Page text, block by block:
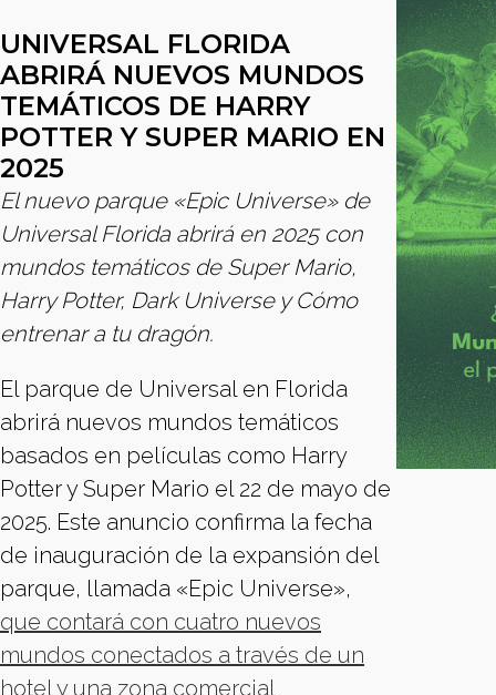
UNIVERSAL FLORIDA
ABRIRÁ NUEVOS MUNDOS
TEMÁTICOS DE HARRY
POTTER Y SUPER MARIO EN
2025
El nuevo parque «Epic Universe» de
Universal Florida abrirá en 2025 con
mundos temáticos de Super Mario,
Harry Potter, Dark Universe y Cómo
entrenar a tu dragón.
El parque de Universal en Florida
abrirá nuevos mundos temáticos
basados en películas como Harry
Potter y Super Mario el 22 de mayo de
2025. Este anuncio confirma la fecha
de inauguración de la expansión del
parque, llamada «Epic Universe»,
que contará con cuatro nuevos
mundos conectados a través de un
hotel y una zona comercial